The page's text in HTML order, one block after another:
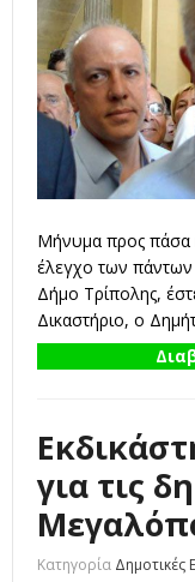
Μήνυμα προς πάσα
έλεγχο των πάντων
Δήμο Τρίπολης,
Δικαστήριο, ο
για τις
Κατηγορία Δημοτικές